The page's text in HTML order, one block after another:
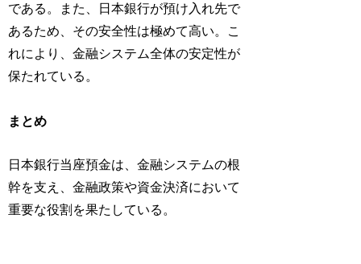
である。また、日本銀行が預け入れ先で
あるため、その安全性は極めて高い。こ
れにより、金融システム全体の安定性が
保たれている。
まとめ
日本銀行当座預金は、金融システムの根
幹を支え、金融政策や資金決済において
重要な役割を果たしている。